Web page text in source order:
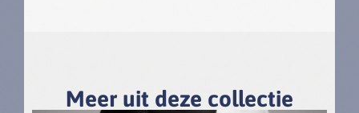
Meer uit deze collectie